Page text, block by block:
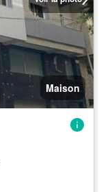
Maison